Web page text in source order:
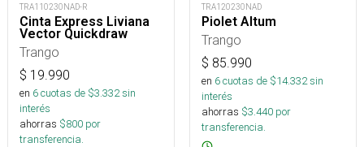
TRA110230NAD-R
Cinta Express Liviana
Vector Quickdraw
Trango
$ 19.990
en 6cuotas de $3.332sin
interés
ahorras $800 por
transferencia.
TRA120230NAD
Piolet Altum
Trango
$ 85.990
en 6cuotas de $14.332sin
interés
ahorras $3.440 por
transferencia.